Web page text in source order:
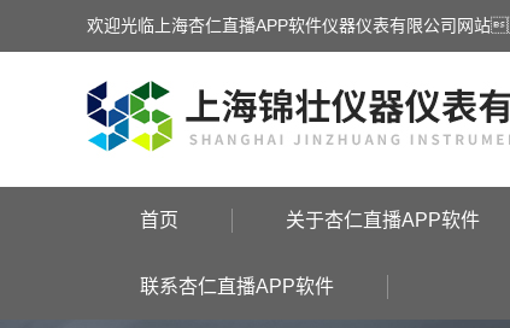
欢迎光临上海杏仁直播APP软件仪器仪表有限公司网站
首页 关于杏仁直播APP软件
联系杏仁直播APP软件